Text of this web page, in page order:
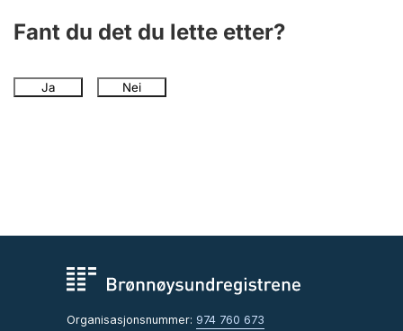
Fant du det du lette etter?
Ja Nei
Organisasjonsnummer: 974 760 673